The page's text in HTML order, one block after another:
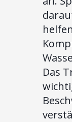
Das